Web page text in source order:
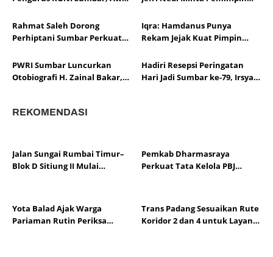
Rahmat Saleh Dorong
Perhiptani Sumbar Perkuat
Iqra: Hamdanus Punya
Rekam Jejak Kuat Pimpin
PWRI Sumbar Luncurkan
Otobiografi H. Zainal Bakar,
Hadiri Resepsi Peringatan
Hari Jadi Sumbar ke-79, Irsyad
REKOMENDASI
Jalan Sungai Rumbai Timur–
Blok D Sitiung II Mulai
Pemkab Dharmasraya
Perkuat Tata Kelola PBJ
Yota Balad Ajak Warga
Pariaman Rutin Periksa
Trans Padang Sesuaikan Rute
Koridor 2 dan 4 untuk Layani